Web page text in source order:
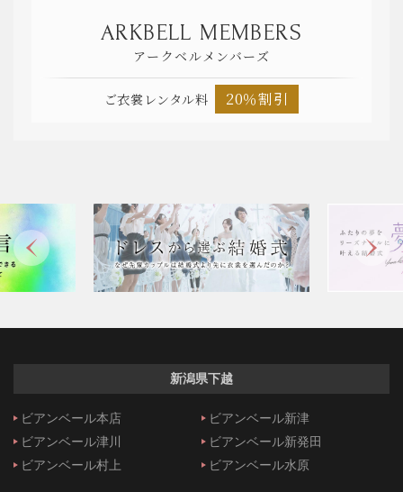
ARKBELL MEMBERS
アークベルメンバーズ
ご衣裳レンタル料 20％割引
新潟県下越
ビアンベール本店
ビアンベール新津
ビアンベール津川
ビアンベール新発田
ビアンベール村上
ビアンベール水原